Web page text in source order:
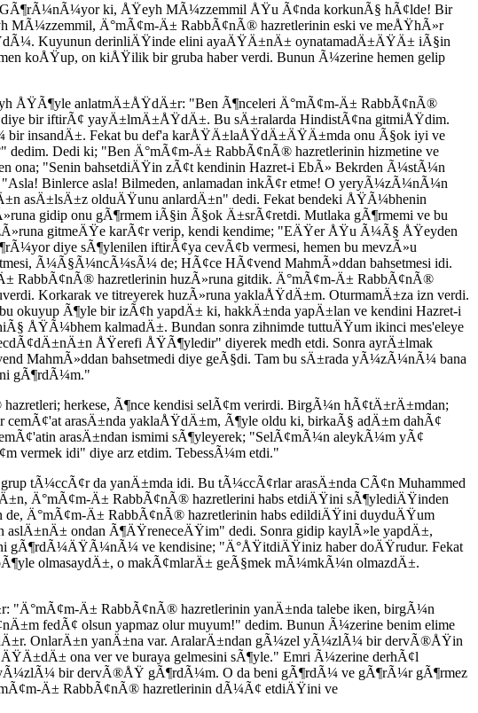
ki, ÅŸeyh MÃ¼zzemmil ÅŸu Ã¢nda korkunÃ§ hÃ¢lde! Bir
Ä°mÃ¢m-Ä± RabbÃ¢nÃ® hazretlerinin eski ve meÅŸhÃ»r
Kuyunun derinliÄŸinde elini ayaÄŸÄ±nÄ± oynatamadÄ±ÄŸÄ± iÃ§in
koÅŸup, on kiÅŸilik bir gruba haber verdi. Bunun Ã¼zerine hemen gelip
ÅŸÃ¶yle anlatmÄ±ÅŸdÄ±r: "Ben Ã¶nceleri Ä°mÃ¢m-Ä± RabbÃ¢nÃ®
bir iftirÃ¢ yayÄ±lmÄ±ÅŸdÄ±. Bu sÄ±ralarda HindistÃ¢na gitmiÅŸdim.
insandÄ±. Fekat bu def'a karÅŸÄ±laÅŸdÄ±ÄŸÄ±mda onu Ã§ok iyi ve
Dedi ki; "Ben Ä°mÃ¢m-Ä± RabbÃ¢nÃ® hazretlerinin hizmetine ve
ona; "Senin bahsetdiÄŸin zÃ¢t kendinin Hazret-i EbÃ» Bekrden Ã¼stÃ¼n
Binlerce asla! Bilmeden, anlamadan inkÃ¢r etme! O yeryÃ¼zÃ¼nÃ¼n
asÄ±lsÄ±z olduÄŸunu anlardÄ±n" dedi. Fekat bendeki ÅŸÃ¼bhenin
gidip onu gÃ¶rmem iÃ§in Ã§ok Ä±srÃ¢retdi. Mutlaka gÃ¶rmemi ve bu
gitmeÄŸe karÃ¢r verip, kendi kendime; "EÄŸer ÅŸu Ã¼Ã§ ÅŸeyden
diye sÃ¶ylenilen iftirÃ¢ya cevÃ¢b vermesi, hemen bu mevzÃ»u
Ã¼Ã§Ã¼ncÃ¼sÃ¼ de; HÃ¢ce HÃ¢vend MahmÃ»ddan bahsetmesi idi.
RabbÃ¢nÃ® hazretlerinin huzÃ»runa gitdik. Ä°mÃ¢m-Ä± RabbÃ¢nÃ®
Korkarak ve titreyerek huzÃ»runa yaklaÅŸdÄ±m. OturmamÄ±za izn verdi.
okuyup Ã¶yle bir izÃ¢h yapdÄ± ki, hakkÄ±nda yapÄ±lan ve kendini Hazret-i
ÅŸÃ¼bhem kalmadÄ±. Bundan sonra zihnimde tuttuÄŸum ikinci mes'eleye
ÅŸerefi ÅŸÃ¶yledir" diyerek medh etdi. Sonra ayrÄ±lmak
MahmÃ»ddan bahsetmedi diye geÃ§di. Tam bu sÄ±rada yÃ¼zÃ¼nÃ¼ bana
gÃ¶rdÃ¼m."
herkese, Ã¶nce kendisi selÃ¢m verirdi. BirgÃ¼n hÃ¢tÄ±rÄ±mdan;
arasÄ±nda yaklaÅŸdÄ±m, Ã¶yle oldu ki, birkaÃ§ adÄ±m dahÃ¢
arasÄ±ndan ismimi sÃ¶yleyerek; "SelÃ¢mÃ¼n aleykÃ¼m yÃ¢
vermek idi" diye arz etdim. TebessÃ¼m etdi."
tÃ¼ccÃ¢r da yanÄ±mda idi. Bu tÃ¼ccÃ¢rlar arasÄ±nda CÃ¢n Muhammed
Ä°mÃ¢m-Ä± RabbÃ¢nÃ® hazretlerini habs etdiÄŸini sÃ¶ylediÄŸinden
Ä°mÃ¢m-Ä± RabbÃ¢nÃ® hazretlerinin habs edildiÄŸini duyduÄŸum
ondan Ã¶ÄŸreneceÄŸim" dedi. Sonra gidip kaylÃ»le yapdÄ±,
gÃ¶rdÃ¼ÄŸÃ¼nÃ¼ ve kendisine; "Ä°ÅŸitdiÄŸiniz haber doÄŸrudur. Fekat
olmasaydÄ±, o makÃ¢mlarÄ± geÃ§mek mÃ¼mkÃ¼n olmazdÄ±.
Ä± RabbÃ¢nÃ® hazretlerinin yanÄ±nda talebe iken, birgÃ¼n
fedÃ¢ olsun yapmaz olur muyum!" dedim. Bunun Ã¼zerine benim elime
OnlarÄ±n yanÄ±na var. AralarÄ±ndan gÃ¼zel yÃ¼zlÃ¼ bir dervÃ®ÅŸin
ona ver ve buraya gelmesini sÃ¶yle." Emri Ã¼zerine derhÃ¢l
bir dervÃ®ÅŸ gÃ¶rdÃ¼m. O da beni gÃ¶rdÃ¼ ve gÃ¶rÃ¼r gÃ¶rmez
Ä± RabbÃ¢nÃ® hazretlerinin dÃ¼Ã¢ etdiÄŸini ve